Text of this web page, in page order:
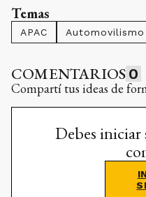
Temas
APAC Automovilismo
COMENTARIOS 0
Compartí tus ideas de
Debes iniciar